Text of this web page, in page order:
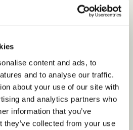
content and ads, to
and to analyse our traffic.
about your use of our site with
and analytics partners who
information that you’ve
they’ve collected from your use
te...